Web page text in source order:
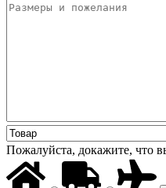
Пожалуйста, докажите, что